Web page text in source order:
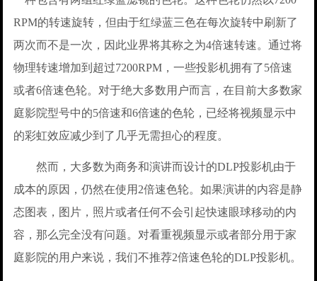
RPM的转速旋转，但由于红绿蓝三色在每次旋转中刷新了
两次而不是一次，因此业界将其称之为4倍速转速。通过将
物理转速增加到超过7200RPM，一些投影机拥有了5倍速
或者6倍速色轮。对于绝大多数用户而言，在目前大多数家
庭影院型号中的5倍速和6倍速的色轮，已经将视频显示中
的彩虹效应减少到了几乎无需担心的程度。
然而，大多数为商务和演讲而设计的DLP投影机由于
成本的原因，仍然在使用2倍速色轮。如果演讲的内容是静
态图表，图片，照片或者任何不会引起快速眼球移动的内
容，那么完全没有问题。对看重视频显示或者部分用于家
庭影院的用户来说，我们不推荐2倍速色轮的DLP投影机。